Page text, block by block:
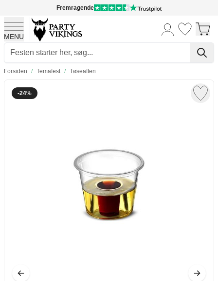
Fremragende
MENU
Skip to Content
Forsiden / Temafest / Tøseaften
-24%